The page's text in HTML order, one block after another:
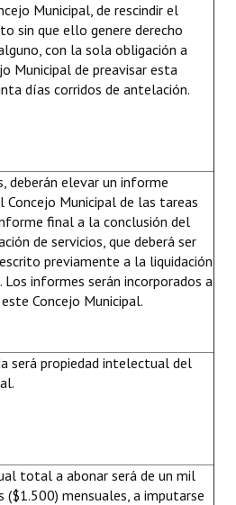
Municipal, de rescindir el
sin que ello genere derecho
con la sola obligación a
Municipal de preavisar esta
días corridos de antelación.
deberán elevar un informe
Concejo Municipal de las tareas
final a la conclusión del
de servicios, que deberá ser
previamente a la liquidación
informes serán incorporados a
Concejo Municipal.
será propiedad intelectual del
total a abonar será de un mil
($1.500) mensuales, a imputarse